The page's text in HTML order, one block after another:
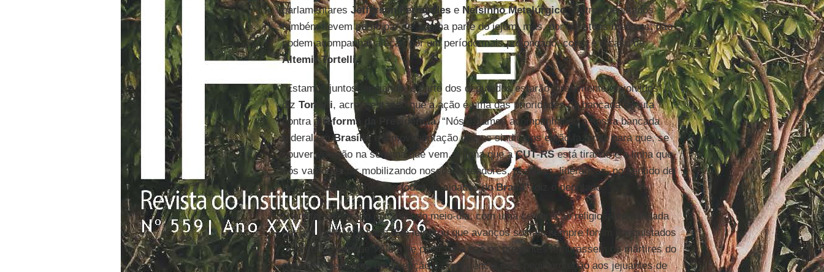
parlamentares Jefferson Fernandese Nelsinho Metalúrgico. Outros deputados
também devem participar de alguma parte do jejum, mas, por questões médicas, não
podem acompanhar a ação por um período mais prolongado, como é o caso de
Altemir Tortelli.
“Estamos juntos, apoiando, e parte dos deputados estarão diretamente envolvidos”,
diz Tortelli, acrescentando que a ação é uma das prioridades da bancada na luta
contra a reforma da Previdência. “Nós estamos acompanhando a nossa bancada
federal emBrasíliae a movimentação que os sindicatos estão fazendo para que, se
houver votação na semana que vem, a linha que aCUT-RSestá tirando é a linha que
nós vamos estar mobilizando nossos vereadores, prefeitos, lideranças, no sentido de
fazer as paralisações em todas as cidades doBrasil”, diz o deputado.
O ato foi encerrado por volta do meio-dia, com uma celebração religiosa comandada
por um frei franciscano. Ele lembrou que avanços sociais sempre foram conquistados
“a custa de sangue”. Além de pedir para que os presentes lembrassem os mártires do
passado, declamou uma benção da resistência para pedir proteção aos jejuantes de